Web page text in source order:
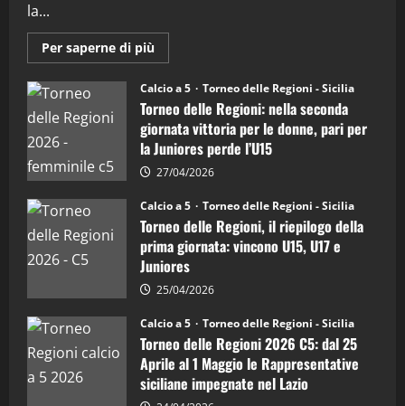
4
“SportEmpire” in Podcast: 27^ Puntata
(Martedi 14 Aprile 2026)
5
"SportEmpire" in Podcast
“SportEmpire” in Podcast: 26^ Puntata
(Martedi 07 Aprile 2026)
la...
Per saperne di più
informazioni
Torneo
delle
Regioni
di
calcio
a
5:
la
Juniores
è
vicecampione
d’Italia
Calcio a 5 Torneo delle Regioni - Sicilia
Torneo delle Regioni: nella seconda
giornata vittoria per le donne, pari per
la Juniores perde l’U15
27/04/2026
Calcio a 5 Torneo delle Regioni - Sicilia
Torneo delle Regioni, il riepilogo della
prima giornata: vincono U15, U17 e
Juniores
25/04/2026
Calcio a 5 Torneo delle Regioni - Sicilia
Torneo delle Regioni 2026 C5: dal 25
Aprile al 1 Maggio le Rappresentative
siciliane impegnate nel Lazio